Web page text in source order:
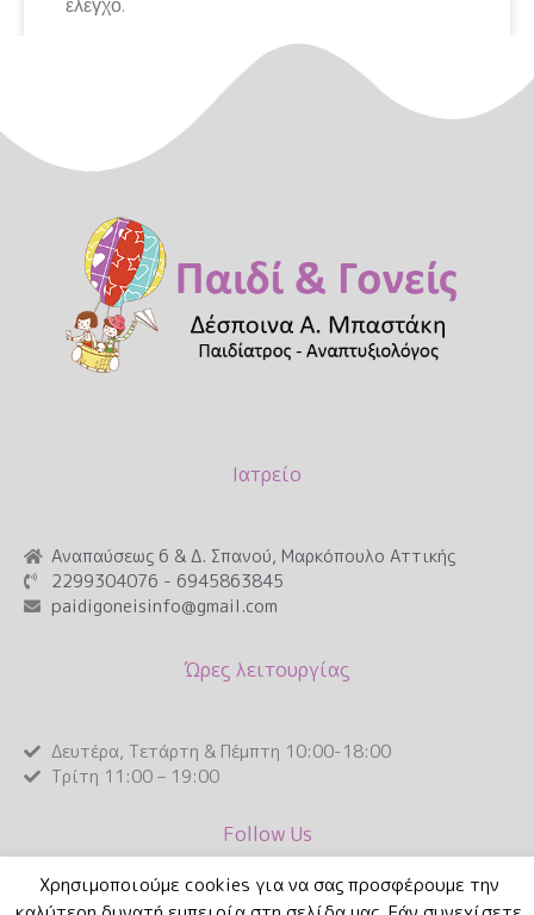
έλεγχο.
Ιατρείο
Αναπαύσεως 6 & Δ. Σπανού, Μαρκόπουλο Αττικής
2299304076 - 6945863845
paidigoneisinfo@gmail.com
Ώρες λειτουργίας
Δευτέρα, Τετάρτη & Πέμπτη 10:00-18:00
Τρίτη 11:00 – 19:00
Follow Us
Χρησιμοποιούμε cookies για να σας προσφέρουμε την